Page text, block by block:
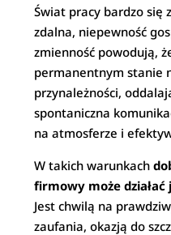
Świat pracy bardzo się
zdalna, niepewność
zmienność powodują,
permanentnym stanie
przynależności,
spontaniczna
na atmosferze i
W takich warunkach
firmowy może
Jest chwilą na
zaufania, okazją do